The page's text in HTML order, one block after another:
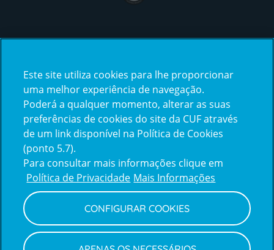
certification2certification3
Reclamações
e
elogios
Política de Privacidade e Cookies
Termos e Condições
Este site utiliza cookies para lhe proporcionar
uma melhor experiência de navegação.
Poderá a qualquer momento, alterar as suas
preferências de cookies do site da CUF através
de um link disponível na Política de Cookies
(ponto 5.7).
Para consultar mais informações clique em
Política de Privacidade Mais Informações
CONFIGURAR COOKIES